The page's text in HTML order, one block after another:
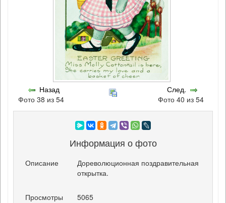
Назад
Фото 38 из 54
След.
Фото 40 из 54
Информация о фото
Описание
Дореволюционная поздравительная
открытка.
Просмотры
5065